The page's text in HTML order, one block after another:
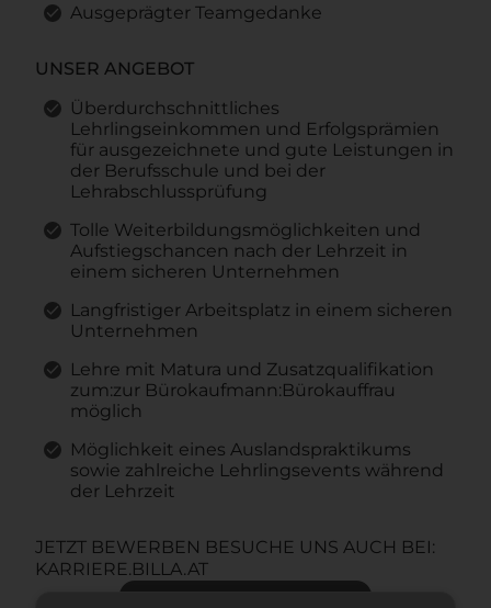
Ausgeprägter Teamgedanke
UNSER ANGEBOT
Überdurchschnittliches
Lehrlingseinkommen und Erfolgsprämien
für ausgezeichnete und gute Leistungen in
der Berufsschule und bei der
Lehrabschlussprüfung
Tolle Weiterbildungsmöglichkeiten und
Aufstiegschancen nach der Lehrzeit in
einem sicheren Unternehmen
Langfristiger Arbeitsplatz in einem sicheren
Unternehmen
Lehre mit Matura und Zusatzqualifikation
zum:zur Bürokaufmann:Bürokauffrau
möglich
Möglichkeit eines Auslandspraktikums
sowie zahlreiche Lehrlingsevents während
der Lehrzeit
JETZT BEWERBEN BESUCHE UNS AUCH BEI:
KARRIERE.BILLA.AT